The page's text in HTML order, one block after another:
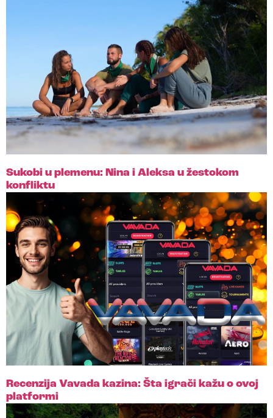
Sukobi u plemenu: Nina i Aleksa u žestokom
konfliktu
Recenzija Vavada kazina: Šta igrači kažu o ovoj
platformi